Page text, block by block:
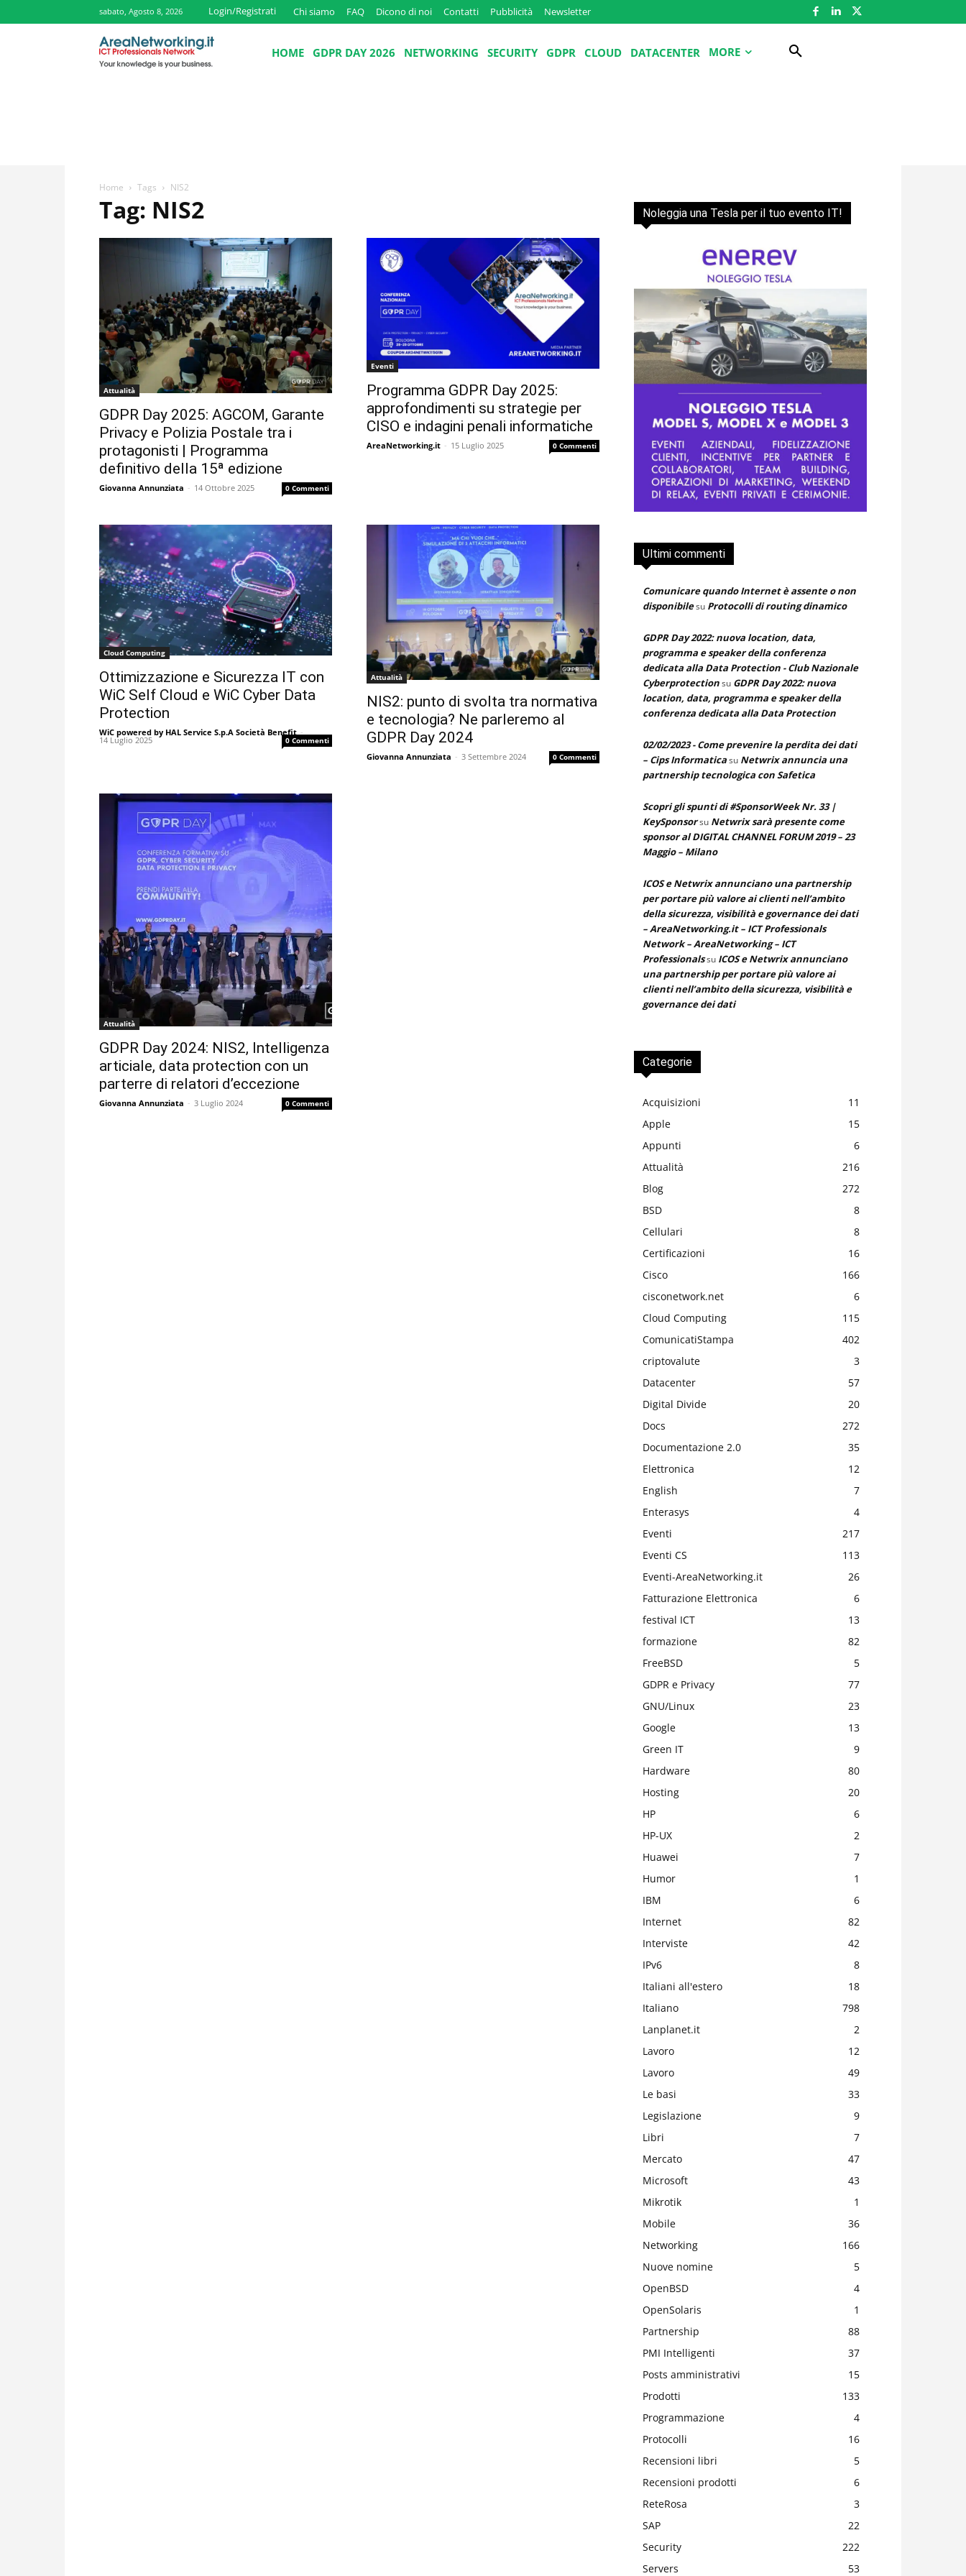
sabato, Agosto 8, 2026 Login/Registrati Chi siamo FAQ Dicono di noi Contatti Pubblicità Newsletter
HOME GDPR DAY 2026 NETWORKING SECURITY GDPR CLOUD DATACENTER MORE
Home Tags NIS2
Tag: NIS2
Attualità
GDPR Day 2025: AGCOM, Garante
Privacy e Polizia Postale tra i
protagonisti | Programma
definitivo della 15ª edizione
Giovanna Annunziata - 14 Ottobre 2025 0 Commenti
Eventi
Programma GDPR Day 2025:
approfondimenti su strategie per
CISO e indagini penali informatiche
AreaNetworking.it - 15 Luglio 2025 0 Commenti
Cloud Computing
Ottimizzazione e Sicurezza IT con
WiC Self Cloud e WiC Cyber Data
Protection
WiC powered by HAL Service S.p.A Società Benefit -
14 Luglio 2025 0 Commenti
Attualità
NIS2: punto di svolta tra normativa
e tecnologia? Ne parleremo al
GDPR Day 2024
Giovanna Annunziata - 3 Settembre 2024 0 Commenti
Attualità
GDPR Day 2024: NIS2, Intelligenza
articiale, data protection con un
parterre di relatori d’eccezione
Giovanna Annunziata - 3 Luglio 2024 0 Commenti
Noleggia una Tesla per il tuo evento IT!
Ultimi commenti
Comunicare quando Internet è assente o non
disponibilesu Protocolli di routing dinamico
GDPR Day 2022: nuova location, data,
programma e speaker della conferenza
dedicata alla Data Protection - Club Nazionale
Cyberprotectionsu GDPR Day 2022: nuova
location, data, programma e speaker della
conferenza dedicata alla Data Protection
02/02/2023 - Come prevenire la perdita dei dati
– Cips Informaticasu Netwrix annuncia una
partnership tecnologica con Safetica
Scopri gli spunti di #SponsorWeek Nr. 33 |
KeySponsorsu Netwrix sarà presente come
sponsor al DIGITAL CHANNEL FORUM 2019 – 23
Maggio – Milano
ICOS e Netwrix annunciano una partnership
per portare più valore ai clienti nell’ambito
della sicurezza, visibilità e governance dei dati
– AreaNetworking.it – ICT Professionals
Network – AreaNetworking – ICT
Professionalssu ICOS e Netwrix annunciano
una partnership per portare più valore ai
clienti nell’ambito della sicurezza, visibilità e
governance dei dati
Categorie
Acquisizioni
11
Apple
15
Appunti
6
Attualità
216
Blog
272
BSD
8
Cellulari
8
Certificazioni
16
Cisco
166
cisconetwork.net
6
Cloud Computing
115
ComunicatiStampa
402
criptovalute
3
Datacenter
57
Digital Divide
20
Docs
272
Documentazione 2.0
35
Elettronica
12
English
7
Enterasys
4
Eventi
217
Eventi CS
113
Eventi-AreaNetworking.it
26
Fatturazione Elettronica
6
festival ICT
13
formazione
82
FreeBSD
5
GDPR e Privacy
77
GNU/Linux
23
Google
13
Green IT
9
Hardware
80
Hosting
20
HP
6
HP-UX
2
Huawei
7
Humor
1
IBM
6
Internet
82
Interviste
42
IPv6
8
Italiani all'estero
18
Italiano
798
Lanplanet.it
2
Lavoro
12
Lavoro
49
Le basi
33
Legislazione
9
Libri
7
Mercato
47
Microsoft
43
Mikrotik
1
Mobile
36
Networking
166
Nuove nomine
5
OpenBSD
4
OpenSolaris
1
Partnership
88
PMI Intelligenti
37
Posts amministrativi
15
Prodotti
133
Programmazione
4
Protocolli
16
Recensioni libri
5
Recensioni prodotti
6
ReteRosa
3
SAP
22
Security
222
Servers
53